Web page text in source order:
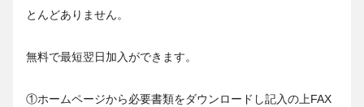
とんどありません。
無料で最短翌日加入ができます。
①ホームページから必要書類をダウンロードし記入の上FAX